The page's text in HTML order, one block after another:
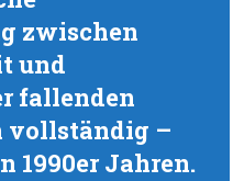
zwischen
und
fallenden
vollständig –
1990er Jahren.